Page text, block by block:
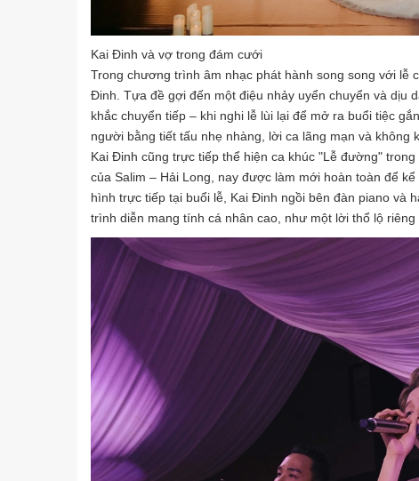
Kai Đinh và vợ trong đám cưới
Trong chương trình âm nhạc phát hành song song với lễ
Đinh. Tựa đề gợi đến một điệu nhảy uyển chuyển và dịu
khắc chuyển tiếp – khi nghi lễ lùi lại để mở ra buổi tiệc
người bằng tiết tấu nhẹ nhàng, lời ca lãng mạn và không
Kai Đinh cũng trực tiếp thể hiện ca khúc "Lễ đường"
của Salim – Hải Long, nay được làm mới hoàn toàn để
hình trực tiếp tại buổi lễ, Kai Đinh ngồi bên đàn piano và
trình diễn mang tính cá nhân cao, như một lời thổ lộ riêng